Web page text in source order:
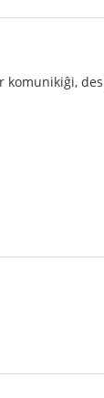
komunikiĝi,